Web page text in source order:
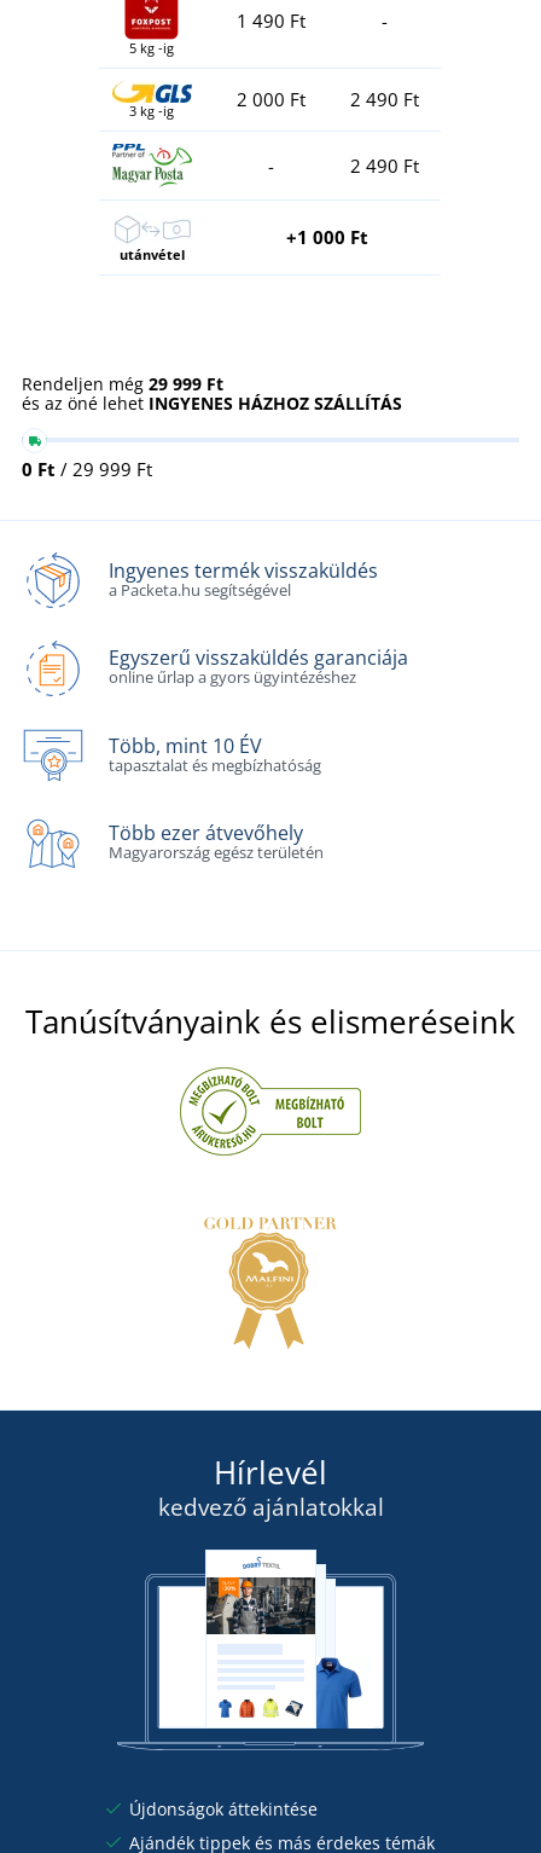
5 kg -ig
1 490 Ft -
3 kg -ig 2 000 Ft 2 490 Ft
- 2 490 Ft
utánvétel
+1 000 Ft
Rendeljen még 29 999 Ft
és az öné lehet INGYENES HÁZHOZ SZÁLLÍTÁS
0 Ft / 29 999 Ft
Ingyenes termék visszaküldés
a Packeta.hu segítségével
Egyszerű visszaküldés garanciája
online űrlap a gyors ügyintézéshez
Több, mint 10 ÉV
tapasztalat és megbízhatóság
Több ezer átvevőhely
Magyarország egész területén
Tanúsítványaink és elismeréseink
Hírlevél
kedvező ajánlatokkal
Újdonságok áttekintése
Ajándék tippek és más érdekes témák